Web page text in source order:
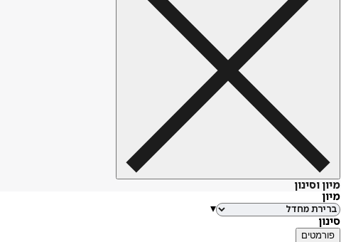
מיון וסינון
מיון
▾
סינון
פורמטים